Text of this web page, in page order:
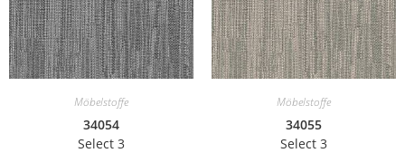
Möbelstoffe
34054
Select 3
Möbelstoffe
34055
Select 3